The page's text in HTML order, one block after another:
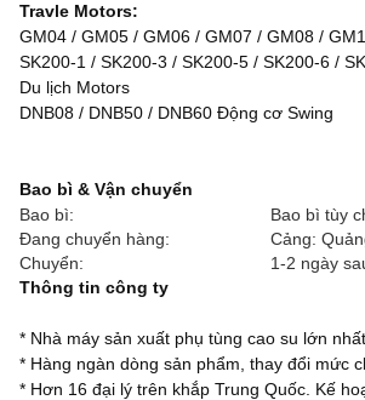
Travle Motors:
GM04 / GM05 / GM06 / GM07 / GM08 /
SK200-1 / SK200-3 / SK200-5 / SK200-6 /
Du lịch Motors
DNB08 / DNB50 / DNB60 Động cơ Swing
Bao bì & Vận chuyển
Bao bì:
Bao bì tùy
Đang chuyển hàng:
Cảng:
Chuyển:
1-2 ngày
Thông tin công ty
* Nhà máy sản xuất phụ tùng cao su lớn
* Hàng ngàn dòng sản phẩm, thay đổi mức
* Hơn 16 đại lý trên khắp Trung Quốc. Kế